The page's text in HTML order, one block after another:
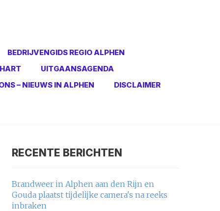
BEDRIJVENGIDS REGIO ALPHEN
UITGAANSAGENDA
– NIEUWS IN ALPHEN
DISCLAIMER
RECENTE BERICHTEN
Brandweer in Alphen aan den Rijn en
Gouda plaatst tijdelijke camera's na reeks
inbraken